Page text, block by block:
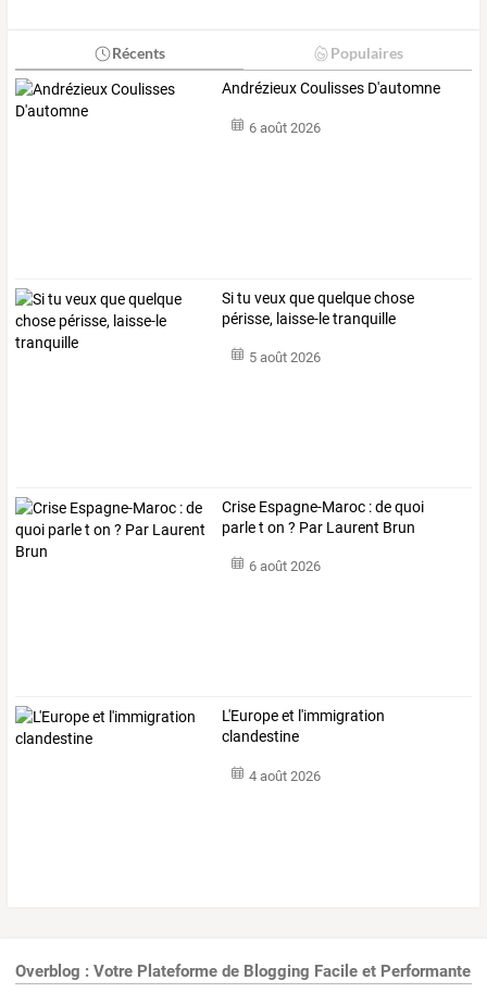
Récents Populaires
Andrézieux Coulisses D'automne
6 août 2026
Si tu veux que quelque chose
périsse, laisse-le tranquille
5 août 2026
Crise Espagne-Maroc : de quoi
parle t on ? Par Laurent Brun
6 août 2026
L'Europe et l'immigration
clandestine
4 août 2026
Overblog : Votre Plateforme de Blogging Facile et Performante